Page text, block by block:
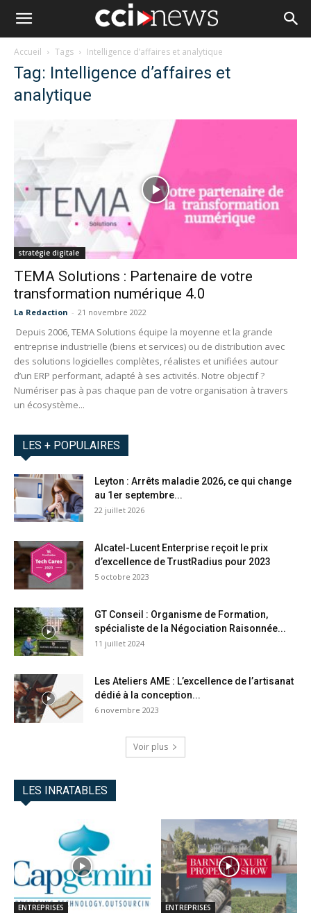
Accueil Tags Intelligence d’affaires et analytique
Tag: Intelligence d’affaires et
analytique
stratégie digitale
TEMA Solutions : Partenaire de votre
transformation numérique 4.0
La Redaction - 21 novembre 2022
Depuis 2006, TEMA Solutions équipe la moyenne et la grande
entreprise industrielle (biens et services) ou de distribution avec
des solutions logicielles complètes, réalistes et unifiées autour
d’un ERP performant, adapté à ses activités. Notre objectif ?
Numériser pas à pas chaque pan de votre organisation à travers
un écosystème...
LES + POPULAIRES
Leyton : Arrêts maladie 2026, ce qui change
au 1er septembre...
22 juillet 2026
Alcatel-Lucent Enterprise reçoit le prix
d’excellence de TrustRadius pour 2023
5 octobre 2023
GT Conseil : Organisme de Formation,
spécialiste de la Négociation Raisonnée...
11 juillet 2024
Les Ateliers AME : L’excellence de l’artisanat
dédié à la conception...
6 novembre 2023
Voir plus
LES INRATABLES
ENTREPRISES ENTREPRISES